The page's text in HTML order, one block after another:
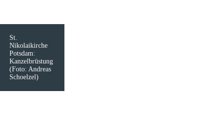
St.
Nikolaikirche
Potsdam:
Kanzelbrüstung
(Foto: Andreas
Schoelzel)